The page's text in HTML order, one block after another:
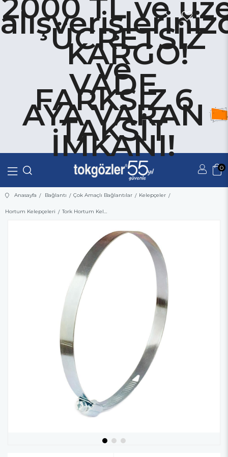
2000 TL ve
ÜCRETSİZ
KARGO!
ve
VADE
FARKSIZ 6
AYA VARAN
TAKSİT
İMKANI!
0
Üye Girişi Üye Ol
Anasayfa Bağlantı Çok Amaçlı Bağlantılar Kelepçeler
Hortum Kelepçeleri Tork Hortum Kelepçesi 170x190 mm